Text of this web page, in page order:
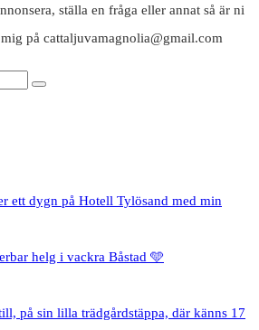
ställa en fråga eller annat så är ni
på cattaljuvamagnolia@gmail.com
ett dygn på Hotell Tylösand med min
helg i vackra Båstad 🩵
på sin lilla trädgårdstäppa, där känns 17